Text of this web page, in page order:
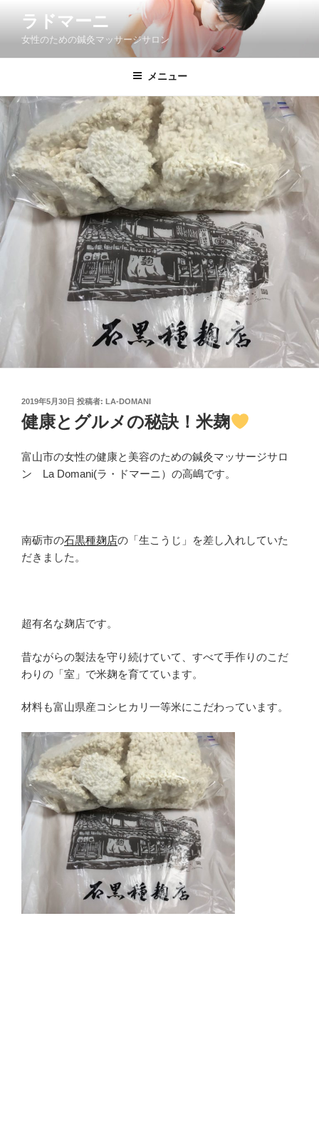
ン
へ
ス
ッ
プ
ラドマーニ
女性のための鍼灸マッサージサロン
メニュー
投
稿
日:
2019年5月30日 投稿者: LA-DOMANI
健康とグルメの秘訣！米麹
富山市の女性の健康と美容のための鍼灸マッサージサロ
ン La Domani(ラ・ドマーニ）の高嶋です。
南砺市の石黒種麹店の「生こうじ」を差し入れしていた
だきました。
超有名な麹店です。
昔ながらの製法を守り続けていて、すべて手作りのこだ
わりの「室」で米麹を育てています。
材料も富山県産コシヒカリ一等米にこだわっています。